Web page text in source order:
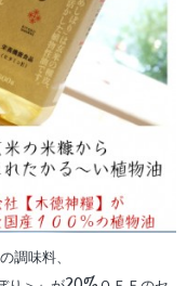
調味料、